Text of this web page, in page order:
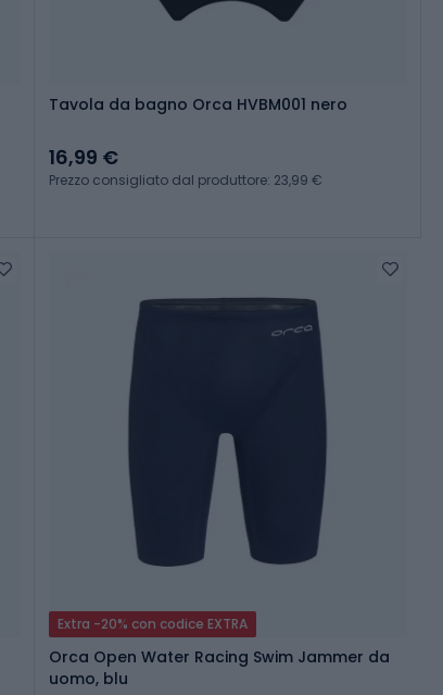
Tavola da bagno Orca HVBM001 nero
16,99 €
Prezzo consigliato dal produttore: 23,99 €
Extra -20% con codice EXTRA
Orca Open Water Racing Swim Jammer da
uomo, blu